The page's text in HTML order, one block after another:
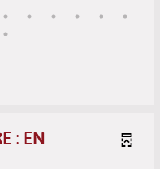
: EN